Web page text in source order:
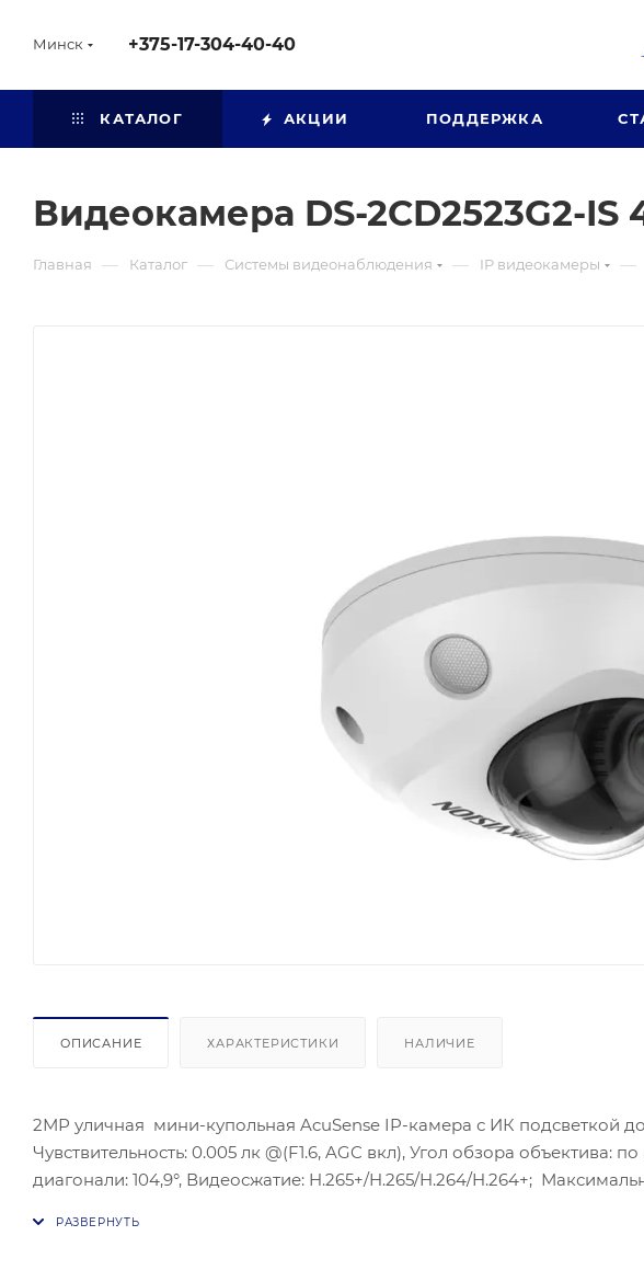
Минск +375-17-304-40-40
КАТАЛОГ АКЦИИ ПОДДЕРЖКА
Видеокамера DS-2CD2523G2-IS
Главная — Каталог — Системы видеонаблюдения — IP видеокамеры —
ОПИСАНИЕ ХАРАКТЕРИСТИКИ НАЛИЧИЕ
2МР уличная мини-купольная AcuSense IP-камера с ИК подсветкой
Чувствительность: 0.005 лк @(F1.6, AGC вкл), Угол обзора объектива:
диагонали: 104,9°, Видеосжатие: H.265+/H.265/H.264/H.264+;